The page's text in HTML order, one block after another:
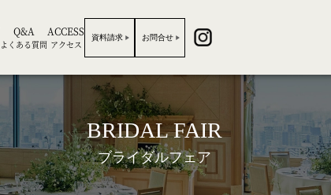
Q&A
よくある質問
ACCESS
アクセス
資料請求 お問合せ
BRIDAL FAIR
ブライダルフェア